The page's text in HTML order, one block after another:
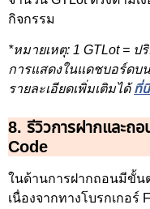
กิจกรรม
*หมายเหตุ: 1 GTLot =
การแสดงในแดชบอร์ดบ
รายละเอียดเพิ่มเติมได้ ที่นี่
8. รีวิวการฝากและถ
Code
ในด้านการฝากถอนมีขั้น
เนื่องจากทางโบรกเกอร์